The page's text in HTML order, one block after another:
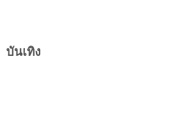
บันเทิง